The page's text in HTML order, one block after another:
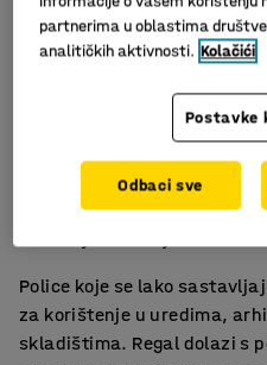
Za urede i skladišta
Podesiva jedinica s
Police koje se lako
za korištenje u uredima,
skladištima. Regal dolazi s
partnerima u oblastima
analitičkih aktivnosti. Kolačići
Postavke
Odbaci sve